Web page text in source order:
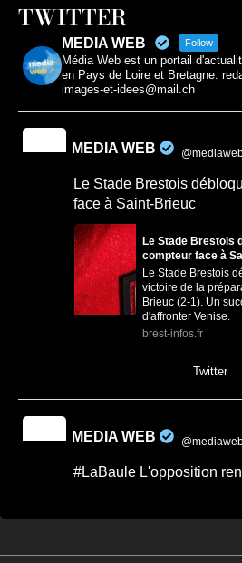
TWITTER
MEDIA WEB Follow
Média Web est un portail
en Pays de Loire et Bretagne.
images-et-idees@mail.ch
MEDIA WEB
Le Stade Brestois
face à Saint-Brieuc
Le Stade Brestois
compteur face à
Le Stade Brestois
victoire de la
Brieuc (2-1). Un
d'affronter Venise.
brest-infos.fr
Twitter
MEDIA WEB
#LaBaule L'opposition
faire preuve de